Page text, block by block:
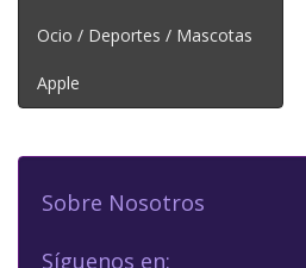
Ocio / Deportes / Mascotas
Apple
Sobre Nosotros
Síguenos en: